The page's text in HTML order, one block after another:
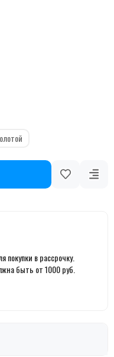
покупки в рассрочку.
быть от 1000 руб.